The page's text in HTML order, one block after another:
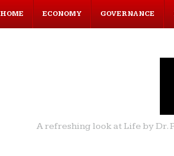
HOME ECONOMY GOVERNANCE
A refreshing look at Life by Dr.